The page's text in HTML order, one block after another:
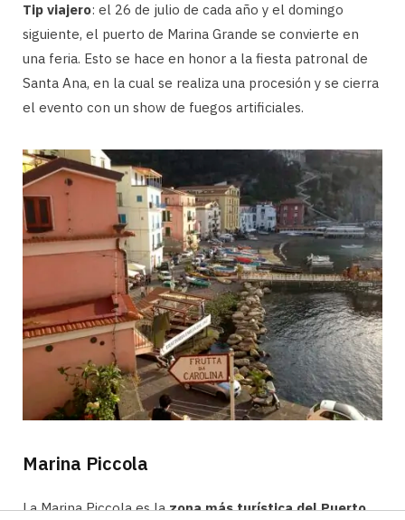
Tip viajero: el 26 de julio de cada año y el domingo
siguiente, el puerto de Marina Grande se convierte en
una feria. Esto se hace en honor a la fiesta patronal de
Santa Ana, en la cual se realiza una procesión y se cierra
el evento con un show de fuegos artificiales.
Marina Piccola
La Marina Piccola es lazona más turística del Puerto